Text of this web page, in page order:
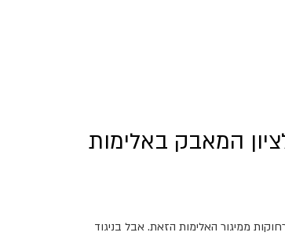
המאבק באלימות
פיזית, פסיכולוגית, כלכלית ומינית; ולמרות שאנחנו כבר ב-2019, נראה שאנחנו עדיין רחוקות ממיגור האלימות הזאת. אבל בניגוד